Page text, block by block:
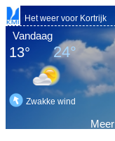
Het weer voor Kortrijk
Vandaag
13° 24°
Zwakke wind
Meer